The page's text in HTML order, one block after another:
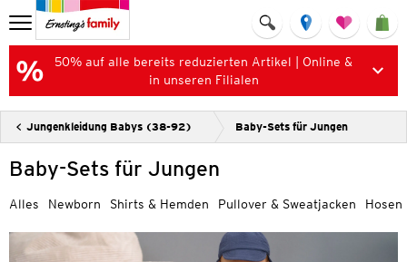
50% auf alle bereits reduzierten Artikel | Online &
in unseren Filialen
Jungenkleidung Babys (38-92) Baby-Sets für Jungen
Baby-Sets für Jungen
Alles Newborn Shirts & Hemden Pullover & Sweatjacken Hosen